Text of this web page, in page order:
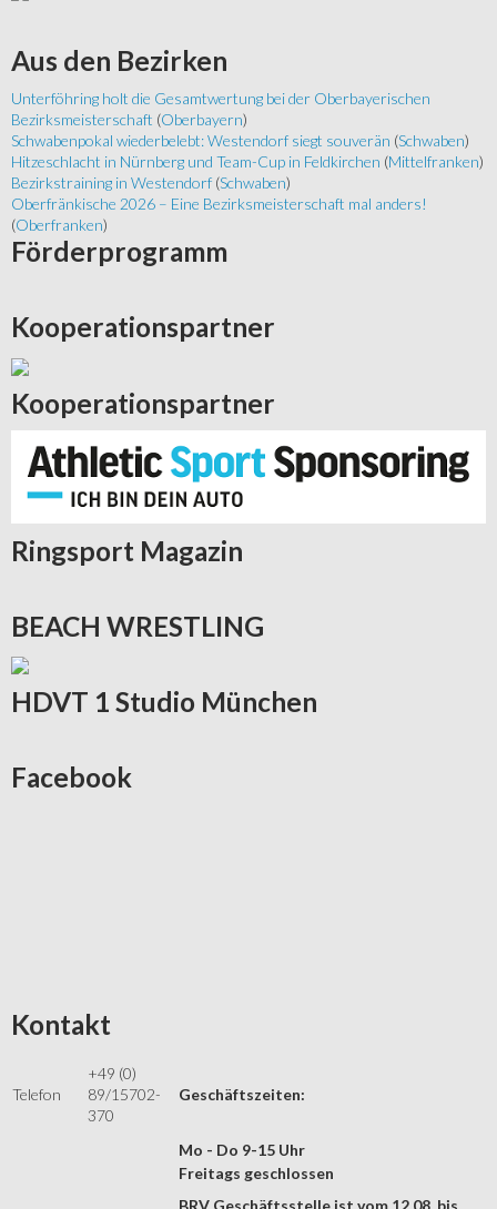
Aus den Bezirken
Unterföhring holt die Gesamtwertung bei der Oberbayerischen
Bezirksmeisterschaft (Oberbayern)
Schwabenpokal wiederbelebt: Westendorf siegt souverän (Schwaben)
Hitzeschlacht in Nürnberg und Team-Cup in Feldkirchen (Mittelfranken)
Bezirkstraining in Westendorf (Schwaben)
Oberfränkische 2026 – Eine Bezirksmeisterschaft mal anders!
(Oberfranken)
Förderprogramm
Kooperationspartner
Kooperationspartner
Ringsport Magazin
BEACH WRESTLING
HDVT 1 Studio München
Facebook
Kontakt
Telefon
+49 (0)
89/15702-
370
Geschäftszeiten:
Mo - Do 9-15 Uhr
Freitags geschlossen
BRV Geschäftsstelle ist vom 12.08. bis